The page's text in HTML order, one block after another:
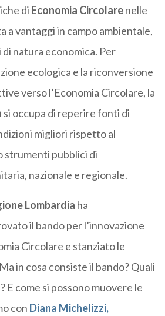
di Economia Circolarenelle
a vantaggi in campo ambientale,
di natura economica. Per
ecologica e la riconversione
verso l’Economia Circolare, la
si occupa di reperire fonti di
migliori rispetto al
strumenti pubblici di
nazionale e regionale.
Lombardia ha
il bando per l’innovazione
Circolare e stanziato le
in cosa consiste il bando? Quali
E come si possono muovere le
con Diana Michelizzi,